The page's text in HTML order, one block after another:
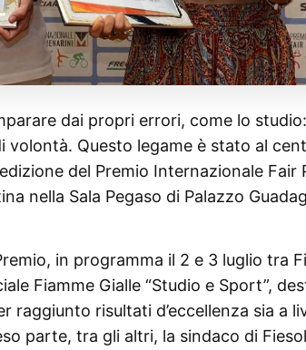
dai propri errori, come lo
volontà. Questo legame è stato al
del Premio Internazionale Fair
nella Sala Pegaso di Palazzo
in programma il 2 e 3 luglio tra
Fiamme Gialle “Studio e Sport”,
raggiunto risultati d’eccellenza sia a
parte, tra gli altri, la sindaco di